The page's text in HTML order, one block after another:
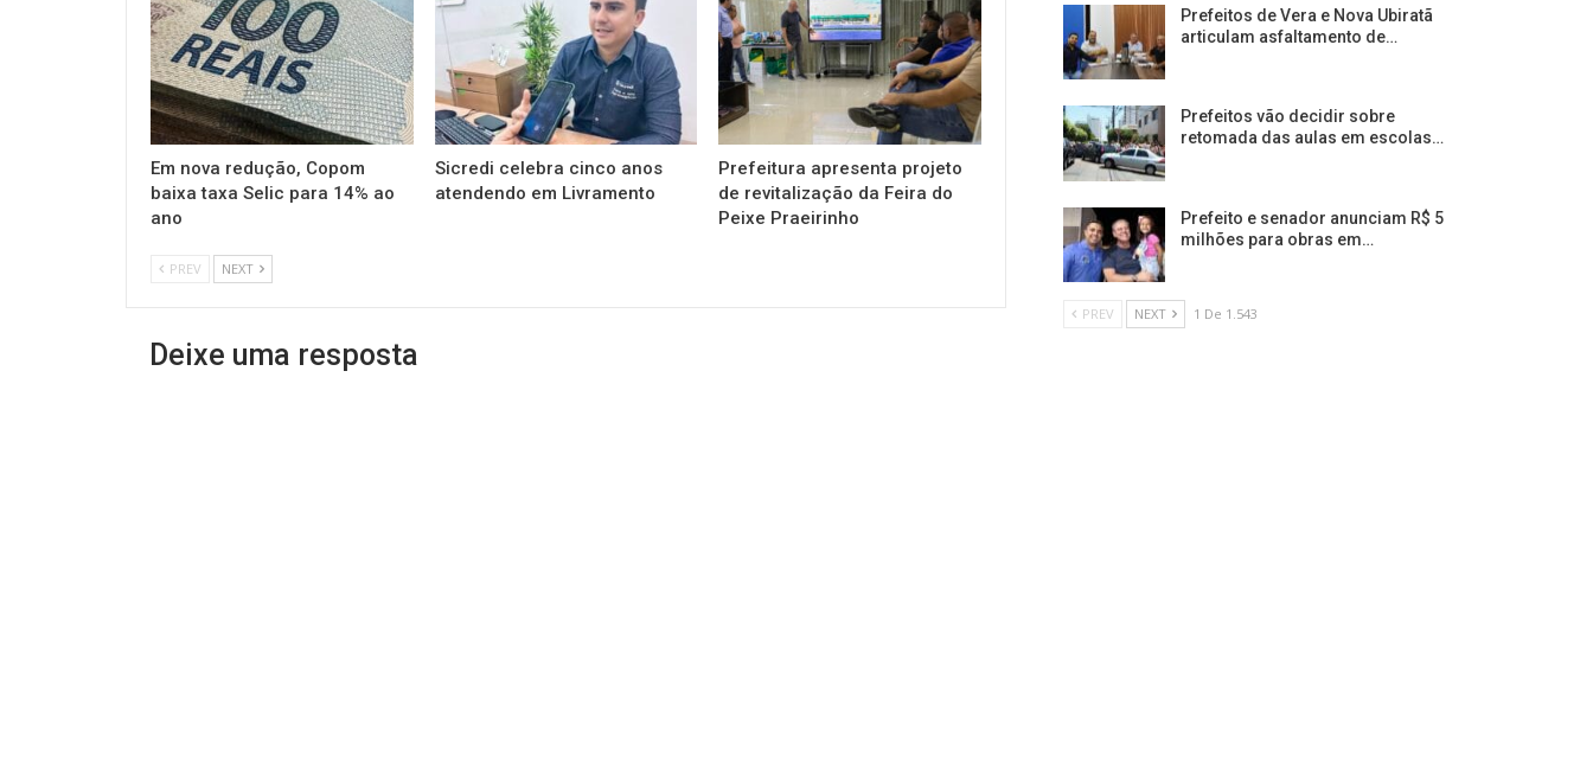
Em nova redução, Copom
baixa taxa Selic para 14% ao
ano
Sicredi celebra cinco anos
atendendo em Livramento
Prefeitura apresenta projeto
de revitalização da Feira do
Peixe Praeirinho
PREV NEXT
Deixe uma resposta
Prefeitos de Vera e Nova Ubiratã
articulam asfaltamento de…
Prefeitos vão decidir sobre
retomada das aulas em escolas…
Prefeito e senador anunciam R$ 5
milhões para obras em…
PREV NEXT 1 De 1.543